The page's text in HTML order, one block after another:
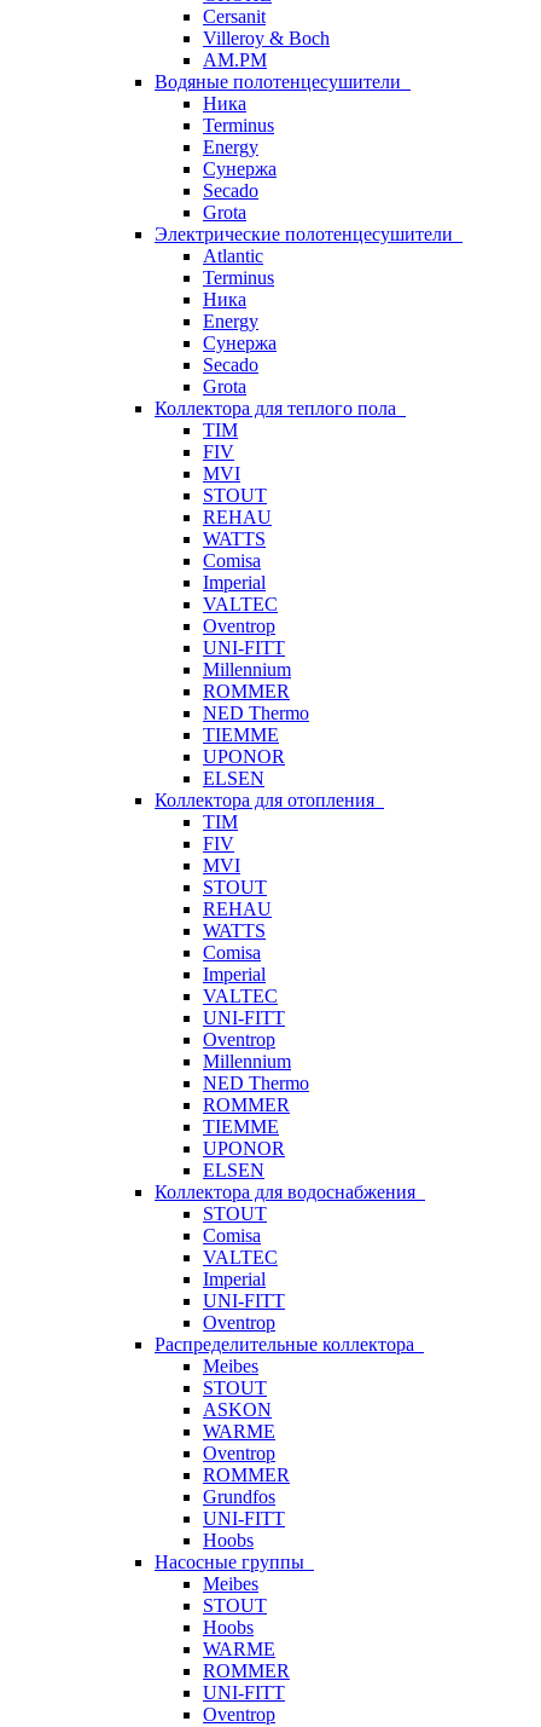
Cersanit
Villeroy & Boch
AM.PM
Водяные полотенцесушители
Ника
Terminus
Energy
Сунержа
Secado
Grota
Электрические полотенцесушители
Atlantic
Terminus
Ника
Energy
Сунержа
Secado
Grota
Коллектора для теплого пола
TIM
FIV
MVI
STOUT
REHAU
WATTS
Comisa
Imperial
VALTEC
Oventrop
UNI-FITT
Millennium
ROMMER
NED Thermo
TIEMME
UPONOR
ELSEN
Коллектора для отопления
TIM
FIV
MVI
STOUT
REHAU
WATTS
Comisa
Imperial
VALTEC
UNI-FITT
Oventrop
Millennium
NED Thermo
ROMMER
TIEMME
UPONOR
ELSEN
Коллектора для водоснабжения
STOUT
Comisa
VALTEC
Imperial
UNI-FITT
Oventrop
Распределительные коллектора
Meibes
STOUT
ASKON
WARME
Oventrop
ROMMER
Grundfos
UNI-FITT
Hoobs
Насосные группы
Meibes
STOUT
Hoobs
WARME
ROMMER
UNI-FITT
Oventrop